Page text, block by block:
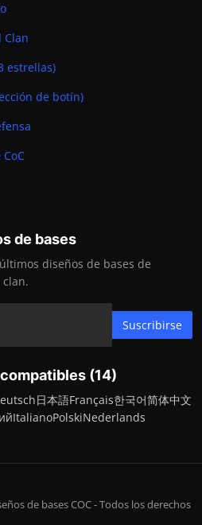
Clan
estrellas)
de botín)
de bases
diseños de bases de
Suscribirse
compatibles (14)
日本語Français한국어简体中文
ItalianoPolskiNederlands
de bases COC - Todos los derechos